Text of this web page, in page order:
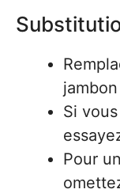
Si
Pour